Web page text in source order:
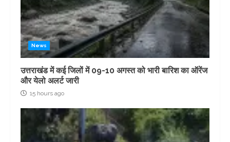
News
उत्तराखंड में कई जिलों में 09-10 अगस्त को भारी बारिश का ऑरेंज
और येलो अलर्ट जारी
15 hours ago